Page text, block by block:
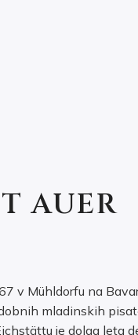
AUER
v Mühldorfu na
mladinskih
je dolga leta